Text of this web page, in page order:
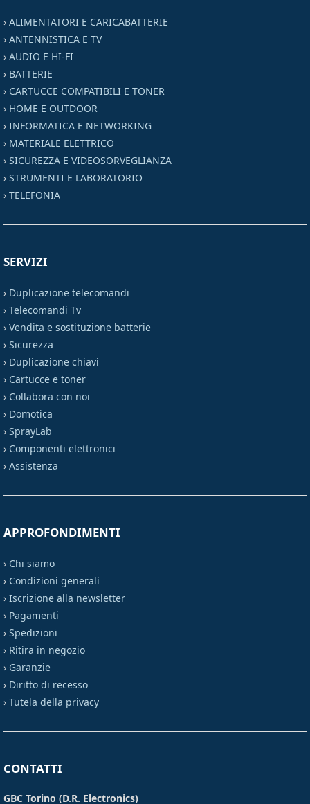
› ALIMENTATORI E CARICABATTERIE
› ANTENNISTICA E TV
› AUDIO E HI-FI
› BATTERIE
› CARTUCCE COMPATIBILI E TONER
› HOME E OUTDOOR
› INFORMATICA E NETWORKING
› MATERIALE ELETTRICO
› SICUREZZA E VIDEOSORVEGLIANZA
› STRUMENTI E LABORATORIO
› TELEFONIA
SERVIZI
› Duplicazione telecomandi
› Telecomandi Tv
› Vendita e sostituzione batterie
› Sicurezza
› Duplicazione chiavi
› Cartucce e toner
› Collabora con noi
› Domotica
› SprayLab
› Componenti elettronici
› Assistenza
APPROFONDIMENTI
› Chi siamo
› Condizioni generali
› Iscrizione alla newsletter
› Pagamenti
› Spedizioni
› Ritira in negozio
› Garanzie
› Diritto di recesso
› Tutela della privacy
CONTATTI
GBC Torino (D.R. Electronics)